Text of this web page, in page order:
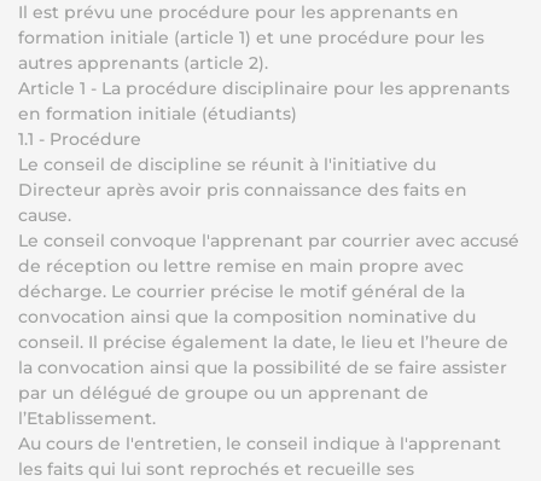
Il est prévu une procédure pour les apprenants en
formation initiale (article 1) et une procédure pour les
autres apprenants (article 2).
Article 1 - La procédure disciplinaire pour les apprenants
en formation initiale (étudiants)
1.1 - Procédure
Le conseil de discipline se réunit à l'initiative du
Directeur après avoir pris connaissance des faits en
cause.
Le conseil convoque l'apprenant par courrier avec accusé
de réception ou lettre remise en main propre avec
décharge. Le courrier précise le motif général de la
convocation ainsi que la composition nominative du
conseil. Il précise également la date, le lieu et l’heure de
la convocation ainsi que la possibilité de se faire assister
par un délégué de groupe ou un apprenant de
l’Etablissement.
Au cours de l'entretien, le conseil indique à l'apprenant
les faits qui lui sont reprochés et recueille ses